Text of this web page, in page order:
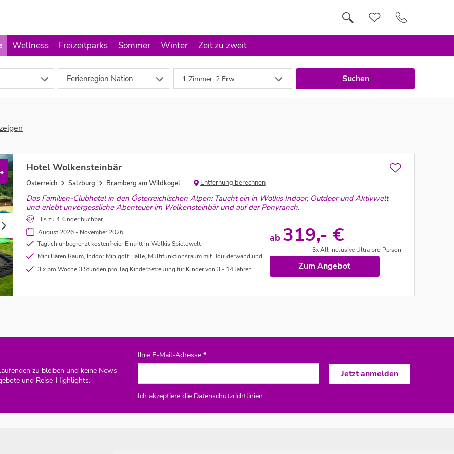
Wellness Freizeitparks Sommer Winter Zeit zu zweit
Ferienregion Nationalpark Hohe Tauern im Pinzgau 1 Zimmer, 2 Erw. Suchen
*
Hotel Wolkensteinbär
Österreich Salzburg Bramberg am Wildkogel Entfernung berechnen
Das Familien-Clubhotel in den Österreichischen Alpen: Taucht ein in Wolkis Indoor, Outdoor und Aktivwelt
und erlebt unvergessliche Abenteuer im Wolkensteinbär und auf der Ponyranch.
Bis zu 4 Kinder buchbar
August 2026 - November 2026
Täglich unbegrenzt kostenfreier Eintritt in Wolkis Spielewelt
Mini Bären Raum, Indoor Minigolf Halle, Multifunktionsraum mit Boulderwand und Tischtennis, Malraum. Kino uvm.
3 x pro Woche 3 Stunden pro Tag Kinderbetreuung für Kinder von 3 - 14 Jahren
ab 319,- €
3x All Inclusive Ultra pro Person
Zum Angebot
zu bleiben und keine News
und Reise-Highlights.
Ihre E-Mail-Adresse *
Ich akzeptiere die Datenschutzrichtlinien